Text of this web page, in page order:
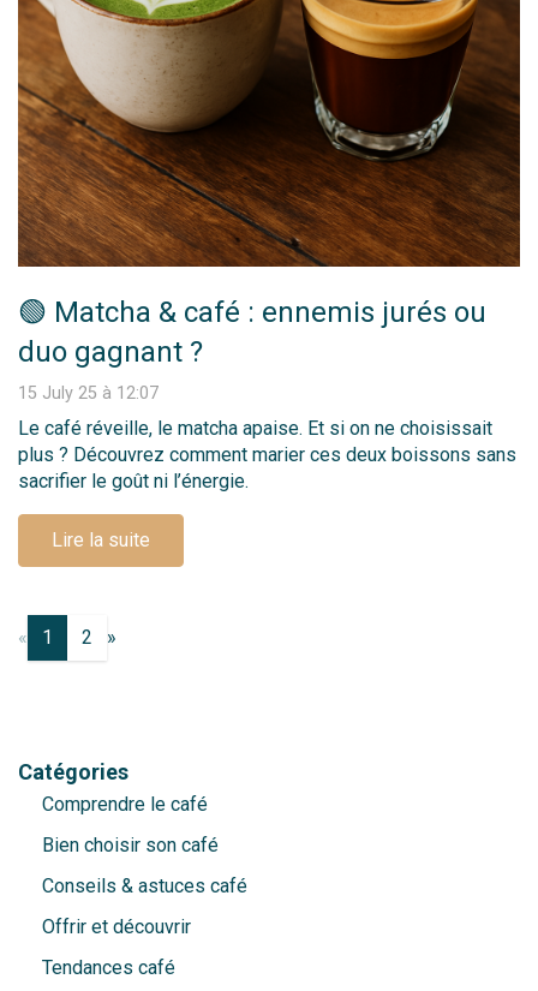
🟢 Matcha & café : ennemis jurés ou
duo gagnant ?
15 July 25 à 12:07
Le café réveille, le matcha apaise. Et si on ne choisissait
plus ? Découvrez comment marier ces deux boissons sans
sacrifier le goût ni l’énergie.
Lire la suite
« 1 2 »
Catégories
Comprendre le café
Bien choisir son café
Conseils & astuces café
Offrir et découvrir
Tendances café